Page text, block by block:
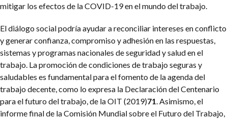
mitigar los efectos de la COVID-19 en el mundo del trabajo.
El diálogo social podría ayudar a reconciliar intereses en conflicto
y generar confianza, compromiso y adhesión en las respuestas,
sistemas y programas nacionales de seguridad y salud en el
trabajo. La promoción de condiciones de trabajo seguras y
saludables es fundamental para el fomento de la agenda del
trabajo decente, como lo expresa la Declaración del Centenario
para el futuro del trabajo, de la OIT (2019)71 . Asimismo, el
informe final de la Comisión Mundial sobre el Futuro del Trabajo,